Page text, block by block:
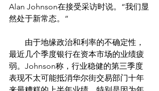
Alan Johnson在接受采访时说。“我们显
然处于新常态。”
由于地缘政治和利率的不确定性，
最近几个季度银行在资本市场的业绩疲
弱。Johnson称，行业稳健的第三季度
表现不太可能抵消华尔街交易部门十年